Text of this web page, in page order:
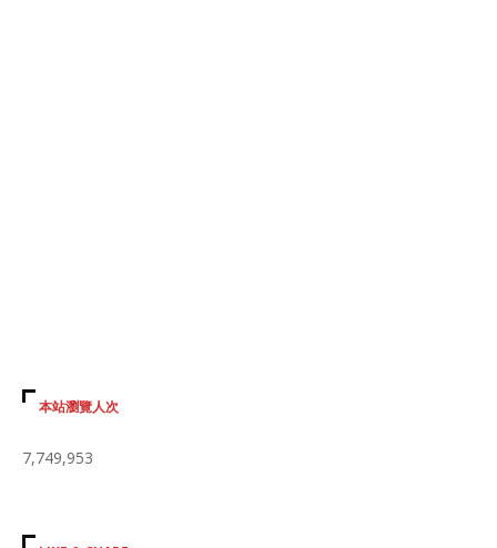
本站瀏覽人次
7,749,953